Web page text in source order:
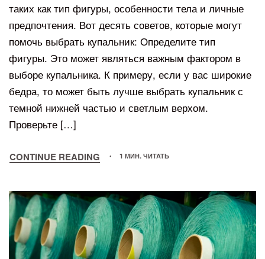
таких как тип фигуры, особенности тела и личные
предпочтения. Вот десять советов, которые могут
помочь выбрать купальник: Определите тип
фигуры. Это может являться важным фактором в
выборе купальника. К примеру, если у вас широкие
бедра, то может быть лучше выбрать купальник с
темной нижней частью и светлым верхом.
Проверьте […]
CONTINUE READING 1 МИН. ЧИТАТЬ